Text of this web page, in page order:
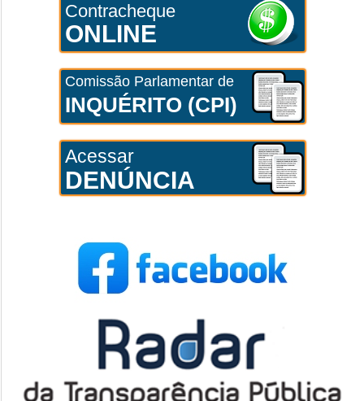
Contracheque
ONLINE
Comissão Parlamentar de
INQUÉRITO (CPI)
Acessar
DENÚNCIA